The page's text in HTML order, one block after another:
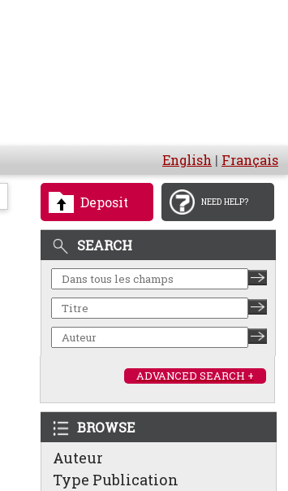
English | Français
Deposit NEED HELP?
SEARCH
ADVANCED SEARCH +
BROWSE
Auteur
Type Publication